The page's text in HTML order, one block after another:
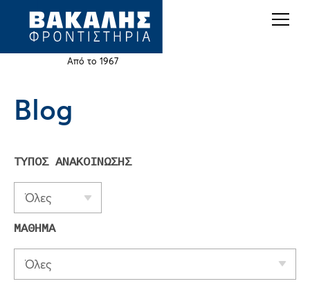
Jump
Από το 1967
Back
Blog
ΤΥΠΟΣ ΑΝΑΚΟΙΝΩΣΗΣ
Όλες
ΜΑΘΗΜΑ
Όλες